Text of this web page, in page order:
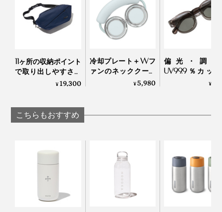
予備のシリコンパッキンが付属しています
5. お手入れ簡単
内側のチタン配合セラミックコーティングにより、ニオ
イや味が付着しにくいため、お手入れも簡単。食器用洗
剤と柔らかいスポンジで、優しく洗ってください。
11ヶ所の収納ポイント
で取り出しやすさを
設計した、「防水ア
TRASPO 9
¥19,300
冷却プレート＋Wフ
ァンのネッククーラ
ー｜Neck Band Fan
¥5,980
偏光・調光
UV99.9％カッ
「おしゃれグラ
¥
こちらもおすすめ